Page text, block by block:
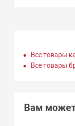
Все товары
Все товары
Вам может